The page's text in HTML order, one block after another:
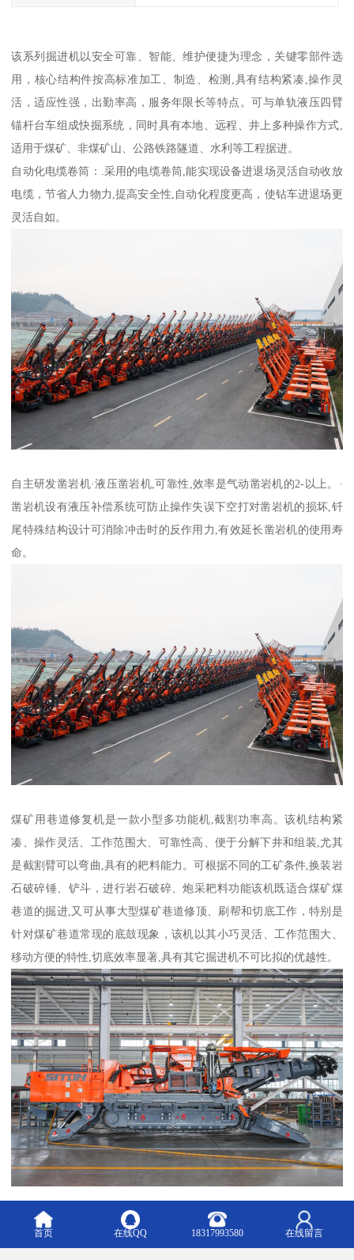
该系列掘进机以安全可靠、智能、维护便捷为理念，关键零部件选
用，核心结构件按高标准加工、制造、检测,具有结构紧凑,操作灵
活，适应性强，出勤率高，服务年限长等特点。可与单轨液压四臂
锚杆台车组成快掘系统，同时具有本地、远程、井上多种操作方式,
适用于煤矿、非煤矿山、公路铁路隧道、水利等工程据进。
自动化电缆卷筒：.采用的电缆卷筒,能实现设备进退场灵活自动收放
电缆，节省人力物力,提高安全性,自动化程度更高，使钻车进退场更
灵活自如。
自主研发凿岩机·液压凿岩机,可靠性,效率是气动凿岩机的2-以上。·
凿岩机设有液压补偿系统可防止操作失误下空打对凿岩机的损坏,钎
尾特殊结构设计可消除冲击时的反作用力,有效延长凿岩机的使用寿
命。
煤矿用巷道修复机是一款小型多功能机,截割功率高。该机结构紧
凑、操作灵活、工作范围大、可靠性高、便于分解下井和组装,尤其
是截割臂可以弯曲,具有的耙料能力。可根据不同的工矿条件,换装岩
石破碎锤、铲斗，进行岩石破碎、炮采耙料功能该机既适合煤矿煤
巷道的掘进,又可从事大型煤矿巷道修顶、刷帮和切底工作，特别是
针对煤矿巷道常现的底鼓现象，该机以其小巧灵活、工作范围大、
移动方便的特性,切底效率显著,具有其它掘进机不可比拟的优越性。
智能液压系统：.采用直接操纵的凿岩控制系统及手动四向手柄控制
首页 在线QQ 18317993580 在线留言